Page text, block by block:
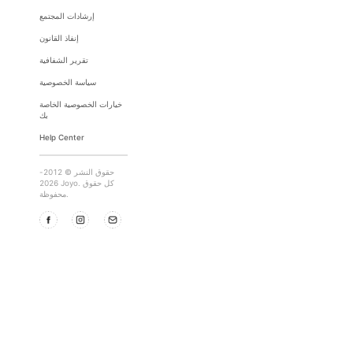
إرشادات المجتمع
إنفاذ القانون
تقرير الشفافية
سياسة الخصوصية
خيارات الخصوصية الخاصة
بك
Help Center
حقوق النشر © 2012-
2026 Joyo. كل حقوق